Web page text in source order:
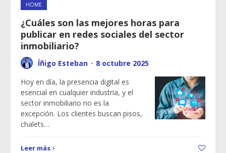
HOME
¿Cuáles son las mejores horas para
publicar en redes sociales del sector
inmobiliario?
Íñigo Esteban · 8 octubre 2025
Hoy en día, la presencia digital es
esencial en cualquier industria, y el
sector inmobiliario no es la
excepción. Los clientes buscan pisos,
chalets…
Leer más